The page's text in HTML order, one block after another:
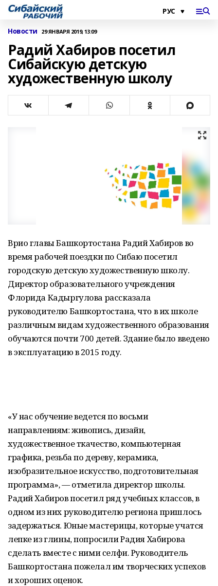
Новости 29 ЯНВАРЯ 2019, 13:09
Радий Хабиров посетил
Сибайскую детскую
художественную школу
Врио главы Башкортостана Радий Хабиров во
время рабочей поездки по Сибаю посетил
городскую детскую художественную школу.
Директор образовательного учреждения
Флорида Кадыргулова рассказала
руководителю Башкортостана, что в их школе
различным видам художественного образования
обучаются почти 700 детей. Здание было введено
в эксплуатацию в 2015 году.
«У нас обучение ведется по восьми
направлениям: живопись, дизайн,
художественное ткачество, компьютерная
графика, резьба по дереву, керамика,
изобразительное искусство, подготовительная
программа», — отметила директор школы.
Радий Хабиров посетил ряд учебных классов, в
одном из них руководителю региона пришлось
задержаться. Юные мастерицы, которые учатся
лепке из глины, попросили Радия Хабирова
сделать вместе с ними селфи. Руководитель
Башкортостана пожелал им творческих успехов
и хороших оценок.